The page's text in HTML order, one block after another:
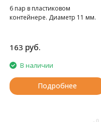
6 пар в пластиковом
контейнере. Диаметр 11 мм.
163 руб.
В наличии
Подробнее